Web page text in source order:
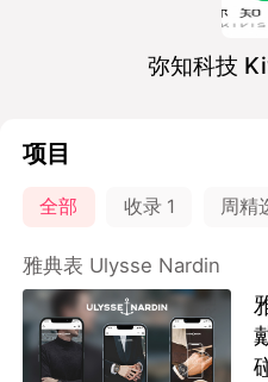
弥知科技
项目
全部 收录 1 周精
雅典表 Ulysse Nardin